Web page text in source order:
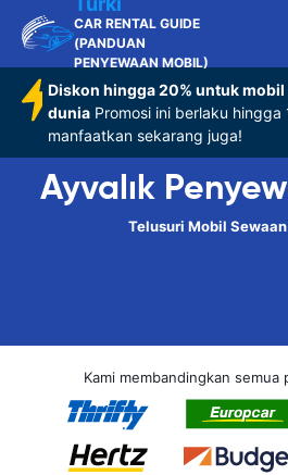
CAR RENTAL GUIDE
(PANDUAN
PENYEWAAN MOBIL)
Diskon hingga 20% untuk
dunia Promosi ini berlaku
manfaatkan sekarang juga!
Ayvalık
Telusuri Mobil
Kami membandingkan semua